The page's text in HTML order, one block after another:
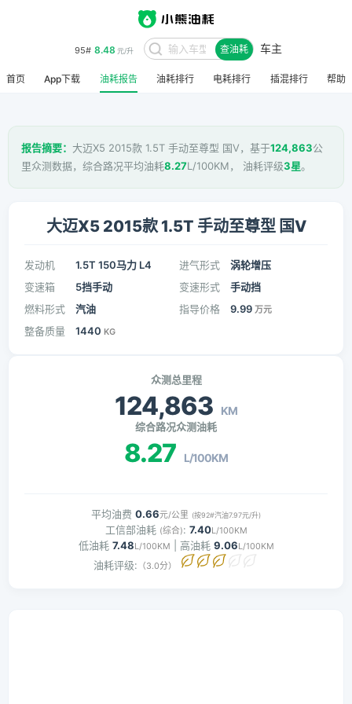
95# 8.48 元/升 查油耗 车主
首页 App下载 油耗报告 油耗排行 电耗排行 插混排行 帮助
报告摘要： 大迈X5 2015款 1.5T 手动至尊型 国V，基于124,863公
里众测数据，综合路况平均油耗8.27L/100KM， 油耗评级3星。
大迈X5 2015款 1.5T 手动至尊型 国V
发动机 1.5T 150马力 L4 进气形式
涡轮增压
变速箱
5挡手动 变速形式
手动挡
燃料形式
汽油 指导价格 9.99 万元
整备质量 1440 KG
众测总里程
124,863 KM
综合路况众测油耗
8.27 L/100KM
平均油费 0.66元/公里 (按92#汽油7.97元/升)
工信部油耗 (综合): 7.40L/100KM
低油耗 7.48L/100KM | 高油耗 9.06L/100KM
油耗评级: （3.0分）